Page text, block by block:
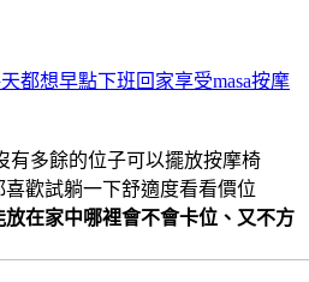
都想早點下班回家享受masa按摩
有多餘的位子可以擺放按摩椅
歡試躺一下舒適度看看價位
放在家中哪裡會不會卡位、又不方